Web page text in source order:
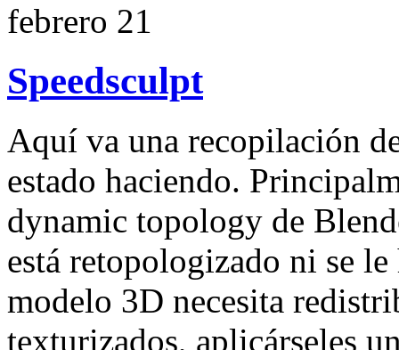
febrero 21
Speedsculpt
Aquí va una recopilación
estado haciendo.
dynamic topology de
está retopologizado ni se
modelo 3D necesita
texturizados, aplicárseles